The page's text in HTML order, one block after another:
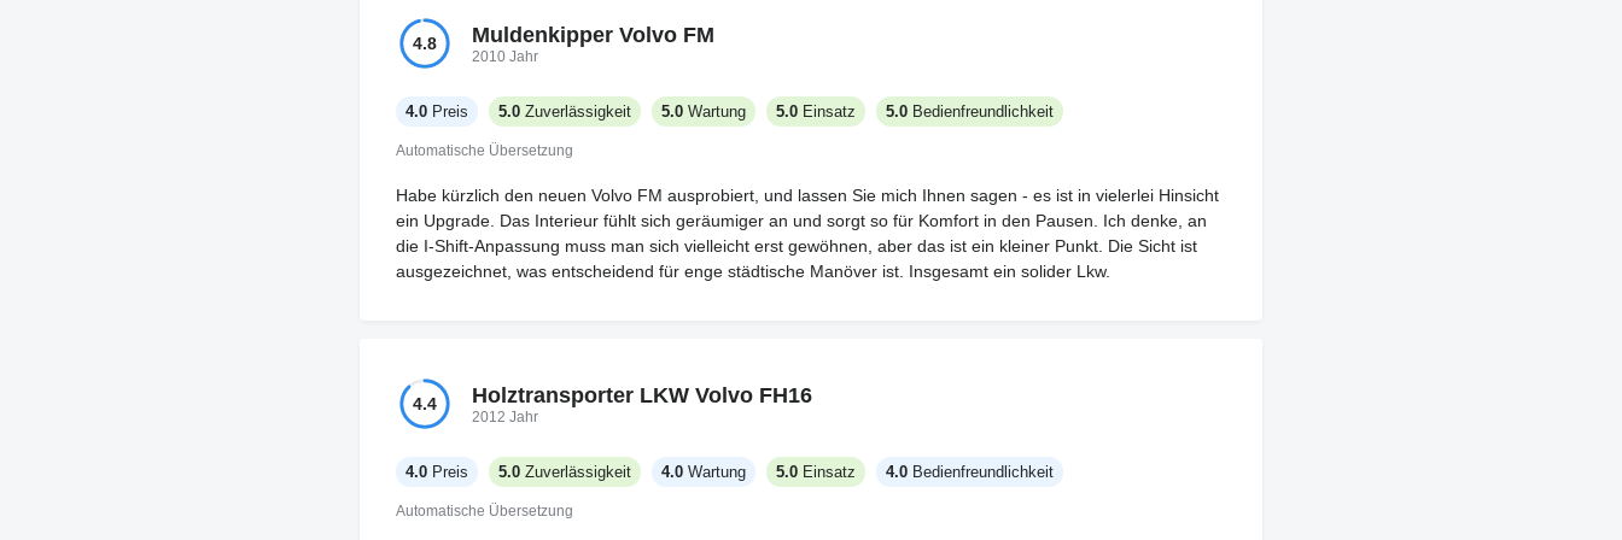
auszustrecken. Was Service und Ersatzteile angeht, hatte ich bisher keine Probleme, aber Volvo hat ein
gutes Netzwerk, zumindest in größeren Städten. Einige der Kunststoffe und kleinen Details haben mich nicht
würde es lieben, wenn der Preis niedriger wäre, aber für dieses Segment ist es nicht schockierend.
4.8 Muldenkipper Volvo FM
2010 Jahr
4.0 Preis 5.0 Zuverlässigkeit 5.0 Wartung 5.0 Einsatz 5.0 Bedienfreundlichkeit
Automatische Übersetzung
Habe kürzlich den neuen Volvo FM ausprobiert, und lassen Sie mich Ihnen sagen - es ist in vielerlei Hinsicht
ein Upgrade. Das Interieur fühlt sich geräumiger an und sorgt so für Komfort in den Pausen. Ich denke, an
die I-Shift-Anpassung muss man sich vielleicht erst gewöhnen, aber das ist ein kleiner Punkt. Die Sicht ist
ausgezeichnet, was entscheidend für enge städtische Manöver ist. Insgesamt ein solider Lkw.
4.4 Holztransporter LKW Volvo FH16
2012 Jahr
4.0 Preis 5.0 Zuverlässigkeit 4.0 Wartung 5.0 Einsatz 4.0 Bedienfreundlichkeit
Automatische Übersetzung